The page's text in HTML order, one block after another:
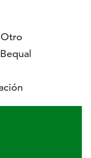
Otro